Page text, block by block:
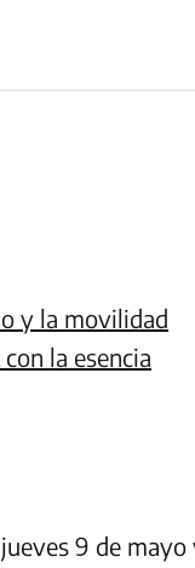
y la movilidad
la esencia
9 de mayo